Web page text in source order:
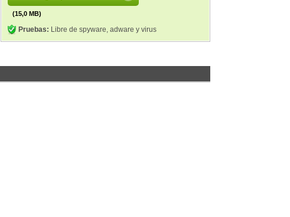
(15,0 MB)
Pruebas: Libre de spyware, adware y virus